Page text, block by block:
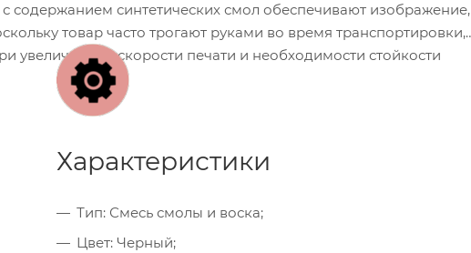
синтетических смол обеспечивают изображение,
товар часто трогают руками во время транспортировки,
увеличенной скорости печати и необходимости стойкости
Характеристики
Тип: Смесь смолы и воска;
Цвет: Черный;